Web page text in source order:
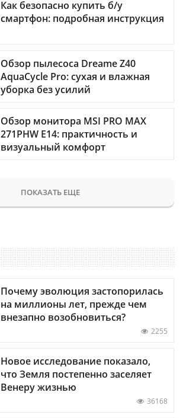
Как безопасно купить б/у
смартфон: подробная инструкция
Обзор пылесоса Dreame Z40
AquaCycle Pro: сухая и влажная
уборка без усилий
Обзор монитора MSI PRO MAX
271PHW E14: практичность и
визуальный комфорт
ПОКАЗАТЬ ЕЩЕ
Почему эволюция застопорилась
на миллионы лет, прежде чем
внезапно возобновиться?
2255
Новое исследование показало,
что Земля постепенно заселяет
Венеру жизнью
36168